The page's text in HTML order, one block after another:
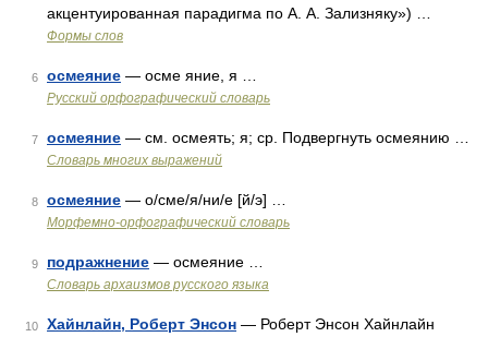
акцентуированная парадигма по А. А. Зализняку») …
Формы слов
6 осмеяние — осме яние, я …
Русский орфографический словарь
7 осмеяние — см. осмеять; я; ср. Подвергнуть осмеянию …
Словарь многих выражений
8 осмеяние — о/сме/я/ни/е [й/э] …
Морфемно-орфографический словарь
9 подражнение — осмеяние …
Cловарь архаизмов русского языка
10 Хайнлайн, Роберт Энсон — Роберт Энсон Хайнлайн